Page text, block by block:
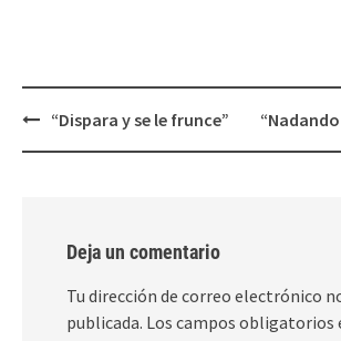
Post“Dispara y se le frunce”
Deja un comentario
Tu dirección de correo electrónico
publicada. Los campos obligatorios